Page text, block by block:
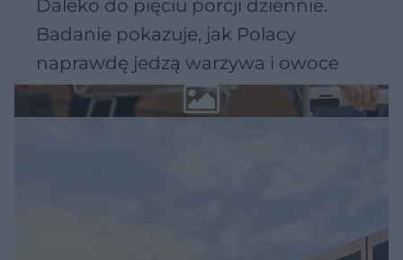
Daleko do pięciu porcji dziennie.
Badanie pokazuje, jak Polacy
naprawdę jedzą warzywa i owoce